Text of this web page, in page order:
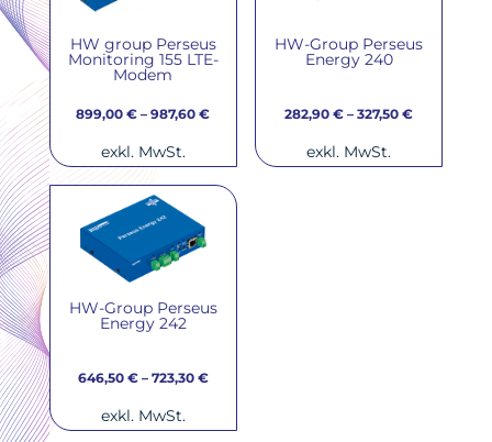
HW group Perseus
Monitoring 155 LTE-
Modem
899,00€ –987,60€
exkl. MwSt.
HW-Group Perseus
Energy 240
282,90€ –327,50€
exkl. MwSt.
HW-Group Perseus
Energy 242
646,50 €– 723,30 €
exkl. MwSt.